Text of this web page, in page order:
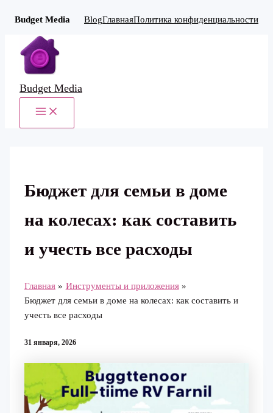
Budget Media BlogГлавнаяПолитика конфиденциальности
Перейти
содержимому
Budget Media
MAIN
Бюджет для семьи в доме
на колесах: как составить
и учесть все расходы
Главная
Инструменты и приложения
Бюджет для семьи в доме на колесах: как составить и
учесть все расходы
31 января, 2026